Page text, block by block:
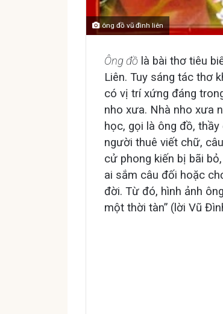
ông đồ vũ đình liên
Ông đồ là bài thơ tiêu
Liên. Tuy sáng tác thơ
có vị trí xứng đáng
nho xưa. Nhà nho xưa
học, gọi là ông đồ,
người thuê viết chữ,
cử phong kiến bị bãi
ai sắm câu đối hoặc
đời. Từ đó, hình ảnh
một thời tàn” (lời Vũ